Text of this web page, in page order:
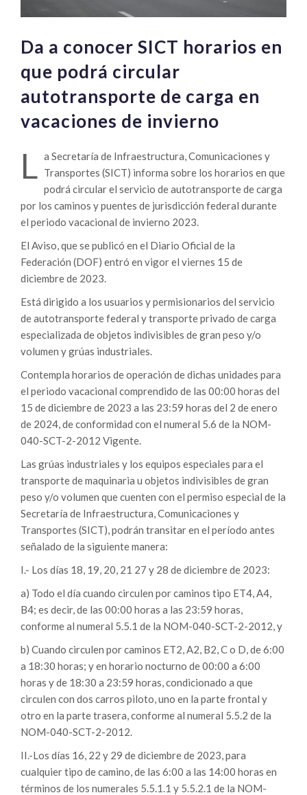
Da a conocer SICT horarios en
que podrá circular
autotransporte de carga en
vacaciones de invierno
L a Secretaría de Infraestructura, Comunicaciones y
Transportes (SICT) informa sobre los horarios en que
podrá circular el servicio de autotransporte de carga
por los caminos y puentes de jurisdicción federal durante
el periodo vacacional de invierno 2023.
El Aviso, que se publicó en el Diario Oficial de la
Federación (DOF) entró en vigor el viernes 15 de
diciembre de 2023.
Está dirigido a los usuarios y permisionarios del servicio
de autotransporte federal y transporte privado de carga
especializada de objetos indivisibles de gran peso y/o
volumen y grúas industriales.
Contempla horarios de operación de dichas unidades para
el periodo vacacional comprendido de las 00:00 horas del
15 de diciembre de 2023 a las 23:59 horas del 2 de enero
de 2024, de conformidad con el numeral 5.6 de la NOM-
040-SCT-2-2012 Vigente.
Las grúas industriales y los equipos especiales para el
transporte de maquinaria u objetos indivisibles de gran
peso y/o volumen que cuenten con el permiso especial de la
Secretaría de Infraestructura, Comunicaciones y
Transportes (SICT), podrán transitar en el período antes
señalado de la siguiente manera:
I.- Los días 18, 19, 20, 21 27 y 28 de diciembre de 2023:
a) Todo el día cuando circulen por caminos tipo ET4, A4,
B4; es decir, de las 00:00 horas a las 23:59 horas,
conforme al numeral 5.5.1 de la NOM-040-SCT-2-2012, y
b) Cuando circulen por caminos ET2, A2, B2, C o D, de 6:00
a 18:30 horas; y en horario nocturno de 00:00 a 6:00
horas y de 18:30 a 23:59 horas, condicionado a que
circulen con dos carros piloto, uno en la parte frontal y
otro en la parte trasera, conforme al numeral 5.5.2 de la
NOM-040-SCT-2-2012.
II.-Los días 16, 22 y 29 de diciembre de 2023, para
cualquier tipo de camino, de las 6:00 a las 14:00 horas en
términos de los numerales 5.5.1.1 y 5.5.2.1 de la NOM-